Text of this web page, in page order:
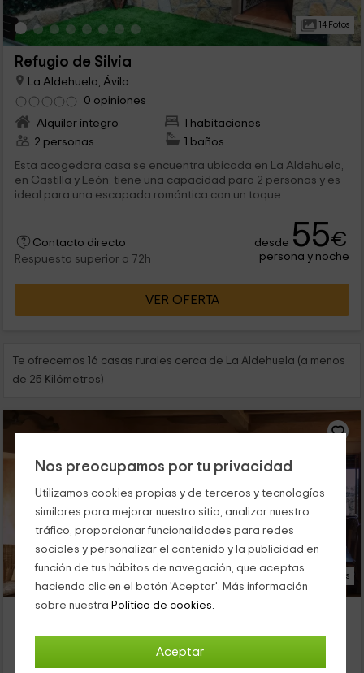
Nos preocupamos por tu privacidad
Utilizamos cookies propias y de terceros y tecnologías
similares para mejorar nuestro sitio, analizar nuestro
tráfico, proporcionar funcionalidades para redes
sociales y personalizar el contenido y la publicidad en
función de tus hábitos de navegación, que aceptas
haciendo clic en el botón 'Aceptar'. Más información
sobre nuestra Política de cookies.
Aceptar
14 Fotos
Refugio de Silvia
La Aldehuela, Ávila
0 opiniones
Alquiler íntegro
1 habitaciones
2 personas
1 baños
Esta acogedora casa se encuentra ubicada en La Aldehuela,
en Castilla y León, tiene una capacidad para 2 personas y es
ideal para una escapada romántica con un toque...
Contacto directo
Respuesta superior a 72h
desde 55€
persona y noche
VER OFERTA
Te ofrecemos 16 casas rurales cerca de La Aldehuela (a menos
de 25 Kilómetros)
13 Fotos
Casa El Nogal
Alojamiento ubicado a 2.1km de La Aldehuela